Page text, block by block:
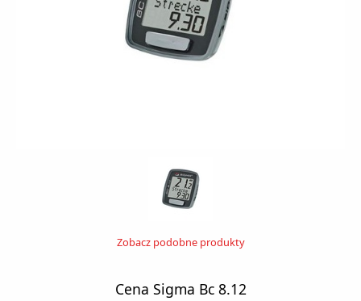
Zobacz podobne produkty
Cena Sigma Bc 8.12